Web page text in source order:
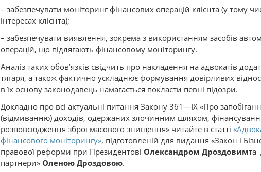
– забезпечувати моніторинг фінансових операцій клієнта (у тому
інтересах клієнта);
– забезпечувати виявлення, зокрема з використанням засобів
операцій, що підлягають фінансовому моніторингу.
Аналіз таких обов’язків свідчить про накладення на адвокатів
тягаря, а також фактично ускладнює формування довірливих
в їх основу законодавець намагається покласти певні підозри.
Докладно про всі актуальні питання Закону 361—IX «Про
(відмиванню) доходів, одержаних злочинним шляхом,
розповсюдження зброї масового знищення» читайте в статті
фінансового моніторингу», підготовленій для видання «Закон і
правової реформи при Президентові Олександром Дроздовимта
партнери» Оленою Дроздовою.